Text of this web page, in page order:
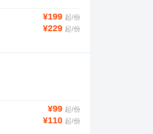
¥199 起/份
¥229 起/份
¥99 起/份
¥110 起/份